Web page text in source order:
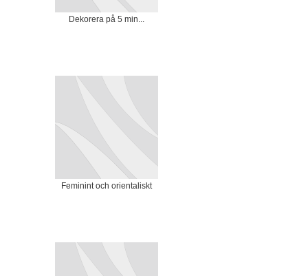
Dekorera på 5 min...
Feminint och orientaliskt